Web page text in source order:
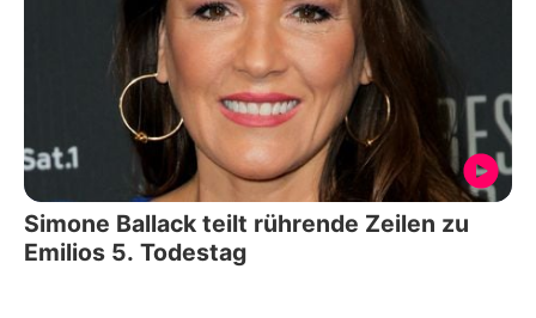
Simone Ballack teilt rührende Zeilen zu
Emilios 5. Todestag